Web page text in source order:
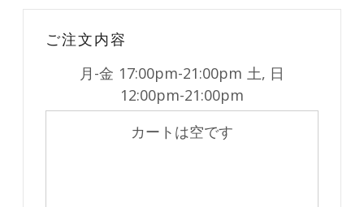
ご注文内容
月-金 17:00pm-21:00pm 土, 日
12:00pm-21:00pm
カートは空です